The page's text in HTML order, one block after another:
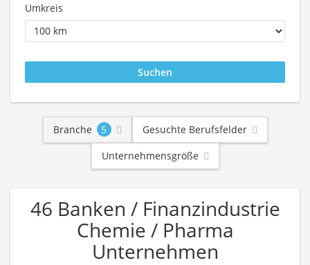
Umkreis
Branche 5
Gesuchte Berufsfelder
Unternehmensgröße
46 Banken / Finanzindustrie
Chemie / Pharma
Unternehmen